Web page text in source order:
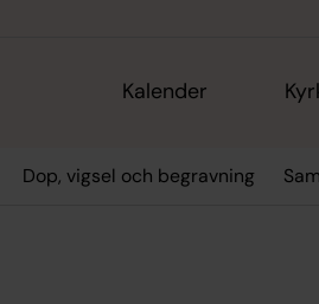
Kalender
Dop, vigsel och begravning